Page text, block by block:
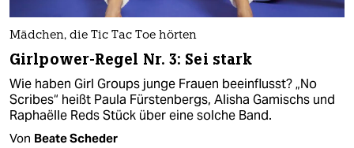
Mädchen, die Tic Tac Toe hörten
Girlpower-Regel Nr. 3: Sei stark
Wie haben Girl Groups junge Frauen beeinflusst? „No
Scribes“ heißt Paula Fürstenbergs, Alisha Gamischs und
Raphaëlle Reds Stück über eine solche Band.
Von Beate Scheder